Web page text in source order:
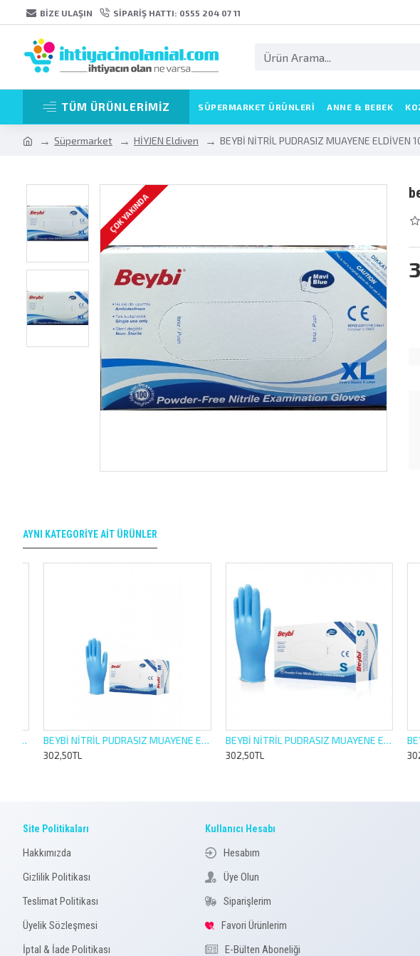
BIZE ULAŞIN SIPARIŞ HATTI: 0555 204 07 11
TÜM ÜRÜNLERİMİZ SÜPERMARKET ÜRÜNLERI ANNE & BEBEK
Süpermarket HİYJEN Eldiven BEYBİ NİTRİL PUDRASIZ MUAYENE ELDİVEN
ÇOK YAKINDA
AYNI KATEGORIYE AIT ÜRÜNLER
BEYBİ NİTRİL PUDRASIZ MUAYENE ELDİVEN 100 LÜ M MEDİUM ORTA BOY
302,50TL
BEYBİ NİTRİL PUDRASIZ MUAYENE ELDİVEN 100 LÜ S SMALL KÜÇÜK BOY
302,50TL
Site Politikaları
Hakkımızda
Gizlilik Politikası
Teslimat Politikası
Üyelik Sözleşmesi
İptal & İade Politikası
Kullanıcı Hesabı
Hesabım
Üye Olun
Siparişlerim
Favori Ürünlerim
E-Bülten Aboneliği